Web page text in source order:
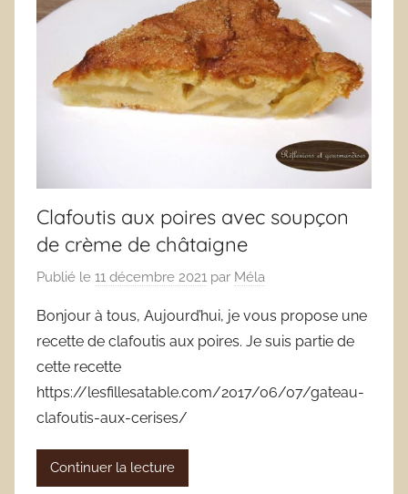
Clafoutis aux poires avec soupçon
de crème de châtaigne
Publié le 11 décembre 2021 par Méla
Bonjour à tous, Aujourd’hui, je vous propose une
recette de clafoutis aux poires. Je suis partie de
cette recette
https://lesfillesatable.com/2017/06/07/gateau-
clafoutis-aux-cerises/
Continuer la lecture